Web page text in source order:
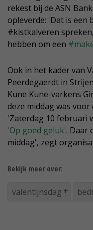
rekest bij de ASN
opleverde: 'Dat is een
#kistkalveren
hebben om een
Ook in het kader van
Peerdegaerdt in
Kune Kune-varkens
deze middag was
'Zaterdag 10 februari
'Op goed geluk'. Daar
middag', zegt
Bekijk meer over:
valentijnsdag